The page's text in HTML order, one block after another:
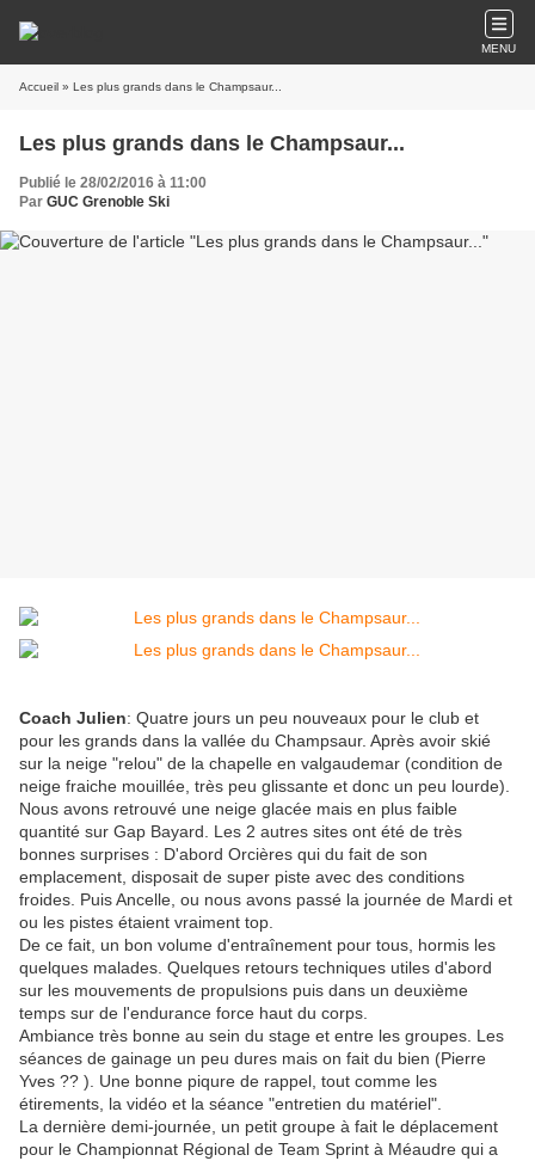
MENU
Accueil » Les plus grands dans le Champsaur...
Les plus grands dans le Champsaur...
Publié le 28/02/2016 à 11:00
Par GUC Grenoble Ski
Coach Julien: Quatre jours un peu nouveaux pour le club et
pour les grands dans la vallée du Champsaur. Après avoir skié
sur la neige "relou" de la chapelle en valgaudemar (condition de
neige fraiche mouillée, très peu glissante et donc un peu lourde).
Nous avons retrouvé une neige glacée mais en plus faible
quantité sur Gap Bayard. Les 2 autres sites ont été de très
bonnes surprises : D'abord Orcières qui du fait de son
emplacement, disposait de super piste avec des conditions
froides. Puis Ancelle, ou nous avons passé la journée de Mardi et
ou les pistes étaient vraiment top.
De ce fait, un bon volume d'entraînement pour tous, hormis les
quelques malades. Quelques retours techniques utiles d'abord
sur les mouvements de propulsions puis dans un deuxième
temps sur de l'endurance force haut du corps.
Ambiance très bonne au sein du stage et entre les groupes. Les
séances de gainage un peu dures mais on fait du bien (Pierre
Yves ?? ). Une bonne piqure de rappel, tout comme les
étirements, la vidéo et la séance "entretien du matériel".
La dernière demi-journée, un petit groupe à fait le déplacement
pour le Championnat Régional de Team Sprint à Méaudre qui a